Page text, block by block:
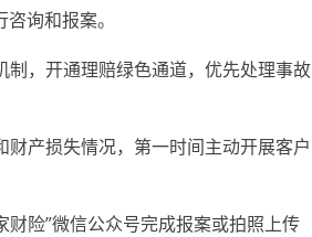
询和报案。
，开通理赔绿色通道，优先处理事故
产损失情况，第一时间主动开展客户
财险”微信公众号完成报案或拍照上传